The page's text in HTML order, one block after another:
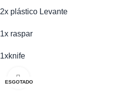
2x plástico Levante
1x raspar
1xknife
ESGOTADO